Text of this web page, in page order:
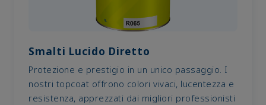
Smalti Lucido Diretto
Protezione e prestigio in un unico passaggio. I
nostri topcoat offrono colori vivaci, lucentezza e
resistenza, apprezzati dai migliori professionisti